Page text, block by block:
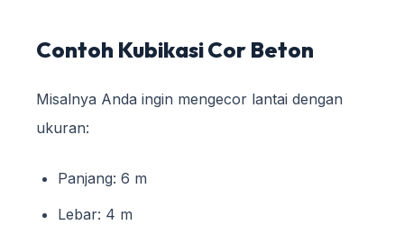
Contoh Kubikasi Cor Beton
Misalnya Anda ingin mengecor lantai dengan
ukuran:
Panjang: 6 m
Lebar: 4 m